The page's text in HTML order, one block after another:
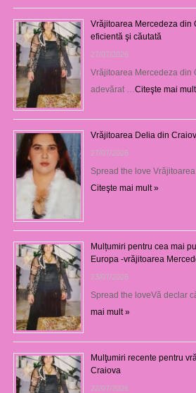
Vrăjitoarea Mercedeza din
eficientă şi căutată
27/07/2026
Vrăjitoarea Mercedeza din
adevărat … Citeşte mai
Vrăjitoarea Delia din
27/07/2026
Spread the love
Citeşte mai mult »
Mulțumiri pentru cea mai
Europa -vrăjitoarea
23/07/2026
Spread the loveVă declar
mai mult »
Mulţumiri recente pentru
Craiova
22/07/2026